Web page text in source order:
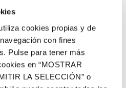
cookies propias y de
con fines
Pulse para tener más
en “MOSTRAR
LA SELECCIÓN” o
Preludio, Andante
, J. Zamora (
Embrujo,
Aires serranos),Esteban
Mantilla de feria)
Asturias, de Isaac Albéniz
Porteño, de Astor